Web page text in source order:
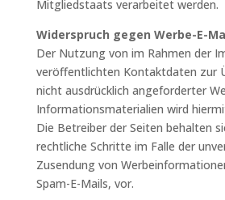
Mitgliedstaats verarbeitet werden.
Widerspruch gegen Werbe-E-
Der Nutzung von im Rahmen der
veröffentlichten Kontaktdaten zur
nicht ausdrücklich angeforderter
Informationsmaterialien wird
Die Betreiber der Seiten behalten
rechtliche Schritte im Falle der
Zusendung von
Spam-E-Mails, vor.